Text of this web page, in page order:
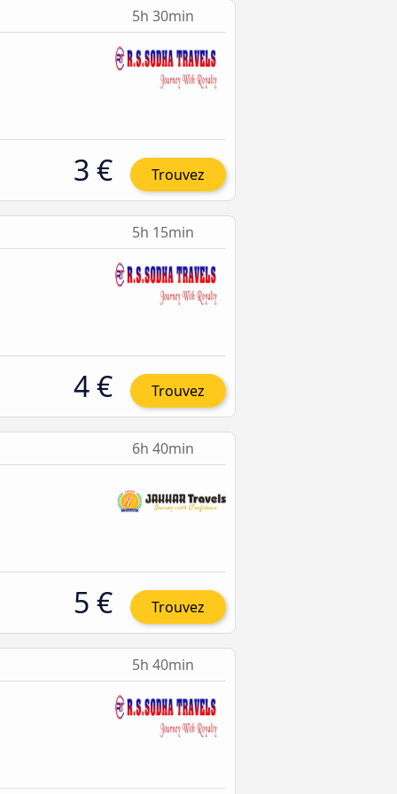
5h 30min
3 € Trouvez
5h 15min
4 € Trouvez
6h 40min
5 € Trouvez
5h 40min